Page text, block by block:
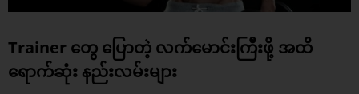
Trainer တွေ ပြောတဲ့ လက်မောင်းကြီးဖို့ အထိ
ရောက်ဆုံး နည်းလမ်းများ